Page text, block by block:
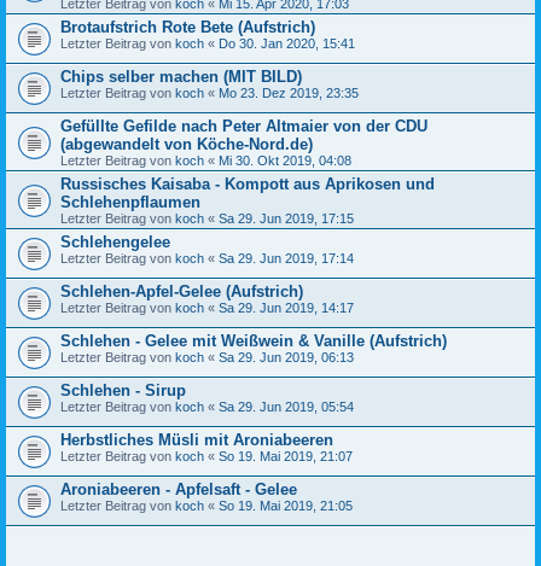
Letzter Beitrag von koch « Mi 15. Apr 2020, 17:03
Brotaufstrich Rote Bete (Aufstrich)
Letzter Beitrag von koch « Do 30. Jan 2020, 15:41
Chips selber machen (MIT BILD)
Letzter Beitrag von koch « Mo 23. Dez 2019, 23:35
Gefüllte Gefilde nach Peter Altmaier von der CDU
(abgewandelt von Köche-Nord.de)
Letzter Beitrag von koch « Mi 30. Okt 2019, 04:08
Russisches Kaisaba - Kompott aus Aprikosen und
Schlehenpflaumen
Letzter Beitrag von koch « Sa 29. Jun 2019, 17:15
Schlehengelee
Letzter Beitrag von koch « Sa 29. Jun 2019, 17:14
Schlehen-Apfel-Gelee (Aufstrich)
Letzter Beitrag von koch « Sa 29. Jun 2019, 14:17
Schlehen - Gelee mit Weißwein & Vanille (Aufstrich)
Letzter Beitrag von koch « Sa 29. Jun 2019, 06:13
Schlehen - Sirup
Letzter Beitrag von koch « Sa 29. Jun 2019, 05:54
Herbstliches Müsli mit Aroniabeeren
Letzter Beitrag von koch « So 19. Mai 2019, 21:07
Aroniabeeren - Apfelsaft - Gelee
Letzter Beitrag von koch « So 19. Mai 2019, 21:05